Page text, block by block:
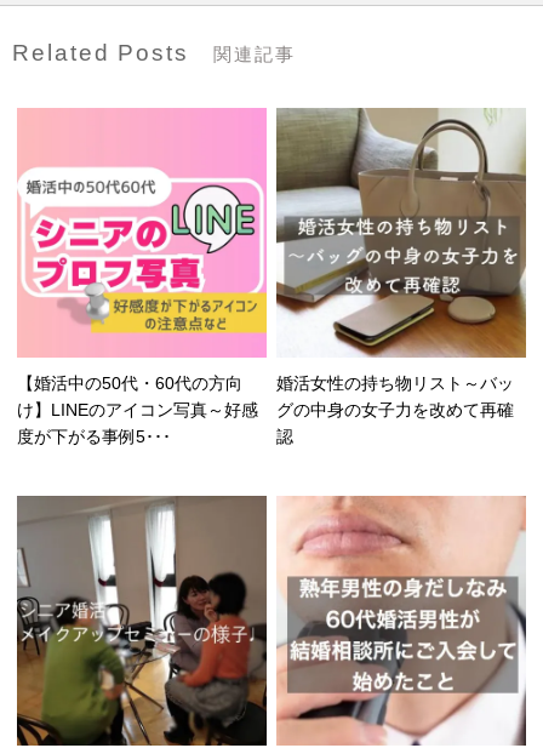
Related Posts 関連記事
【婚活中の50代・60代の方向
け】LINEのアイコン写真～好感
度が下がる事例5･･･
婚活女性の持ち物リスト～バッ
グの中身の女子力を改めて再確
認